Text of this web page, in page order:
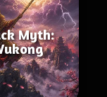
Myth: